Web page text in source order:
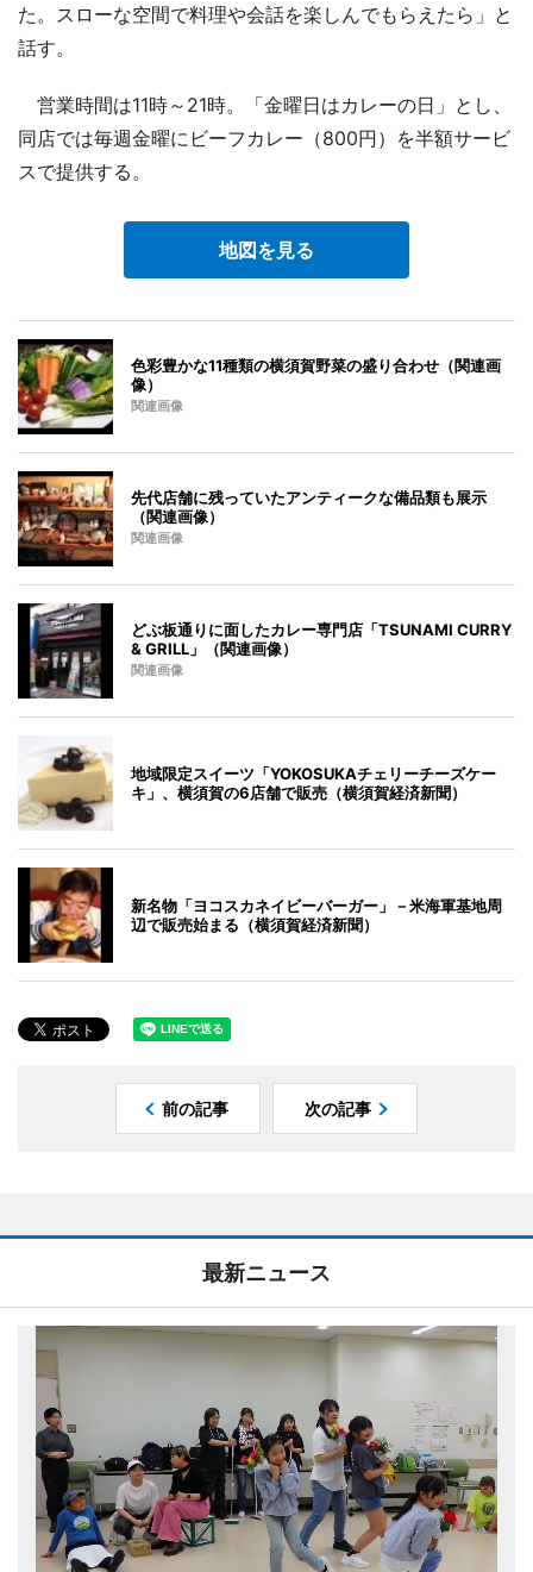
た。スローな空間で料理や会話を楽しんでもらえたら」と
話す。
営業時間は11時～21時。「金曜日はカレーの日」とし、
同店では毎週金曜にビーフカレー（800円）を半額サービ
スで提供する。
地図を見る
色彩豊かな11種類の横須賀野菜の盛り合わせ（関連画
像）
関連画像
先代店舗に残っていたアンティークな備品類も展示
（関連画像）
関連画像
どぶ板通りに面したカレー専門店「TSUNAMI CURRY
& GRILL」（関連画像）
関連画像
地域限定スイーツ「YOKOSUKAチェリーチーズケー
キ」、横須賀の6店舗で販売（横須賀経済新聞）
新名物「ヨコスカネイビーバーガー」－米海軍基地周
辺で販売始まる（横須賀経済新聞）
前の記事 次の記事
最新ニュース